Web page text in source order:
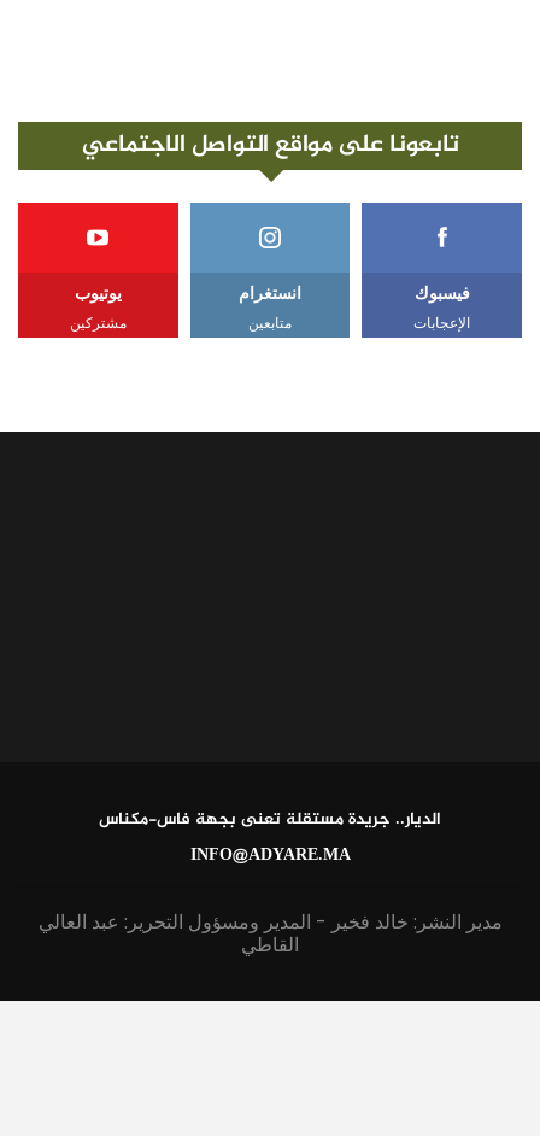
تابعونا على مواقع التواصل الاجتماعي
فيسبوك
الإعجابات
انستغرام
متابعين
يوتيوب
مشتركين
الديار.. جريدة مستقلة تعنى بجهة فاس-مكناس
INFO@ADYARE.MA
مدير النشر: خالد فخير - المدير ومسؤول التحرير: عبد العالي
القاطي